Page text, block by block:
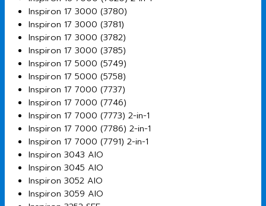
Inspiron 17 3000 (3780)
Inspiron 17 3000 (3781)
Inspiron 17 3000 (3782)
Inspiron 17 3000 (3785)
Inspiron 17 5000 (5749)
Inspiron 17 5000 (5758)
Inspiron 17 7000 (7737)
Inspiron 17 7000 (7746)
Inspiron 17 7000 (7773) 2-in-1
Inspiron 17 7000 (7786) 2-in-1
Inspiron 17 7000 (7791) 2-in-1
Inspiron 3043 AIO
Inspiron 3045 AIO
Inspiron 3052 AIO
Inspiron 3059 AIO